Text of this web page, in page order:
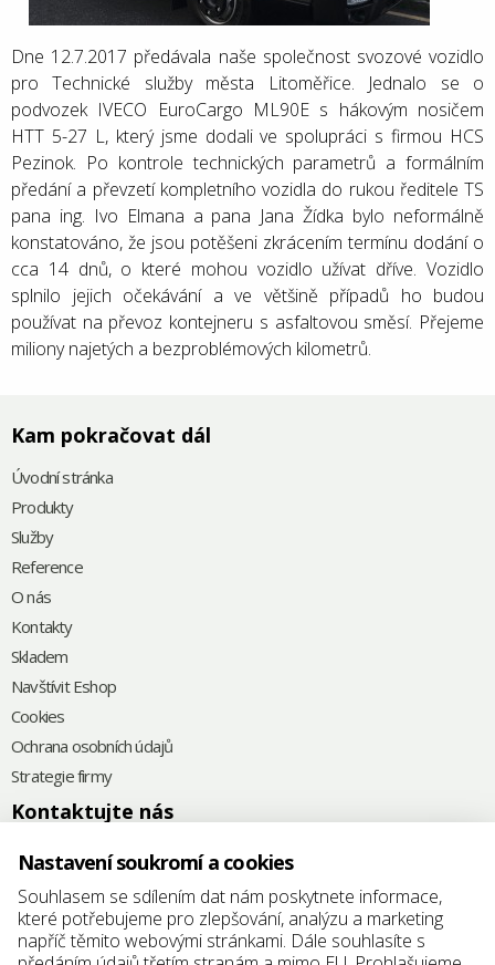
Dne 12.7.2017 předávala naše společnost svozové vozidlo
pro Technické služby města Litoměřice. Jednalo se o
podvozek IVECO EuroCargo ML90E s hákovým nosičem
HTT 5-27 L, který jsme dodali ve spolupráci s firmou HCS
Pezinok. Po kontrole technických parametrů a formálním
předání a převzetí kompletního vozidla do rukou ředitele TS
pana ing. Ivo Elmana a pana Jana Žídka bylo neformálně
konstatováno, že jsou potěšeni zkrácením termínu dodání o
cca 14 dnů, o které mohou vozidlo užívat dříve. Vozidlo
splnilo jejich očekávání a ve většině případů ho budou
používat na převoz kontejneru s asfaltovou směsí. Přejeme
miliony najetých a bezproblémových kilometrů.
Kam pokračovat dál
Úvodní stránka
Produkty
Služby
Reference
O nás
Kontakty
Skladem
Navštívit Eshop
Cookies
Ochrana osobních údajů
Strategie firmy
Kontaktujte nás
+420575 571 000
@
elkoplast@elkoplast.cz
Štefánikova 2664
760 01 Zlín
Nastavení soukromí a cookies
Souhlasem se sdílením dat nám poskytnete informace,
které potřebujeme pro zlepšování, analýzu a marketing
napříč těmito webovými stránkami. Dále souhlasíte s